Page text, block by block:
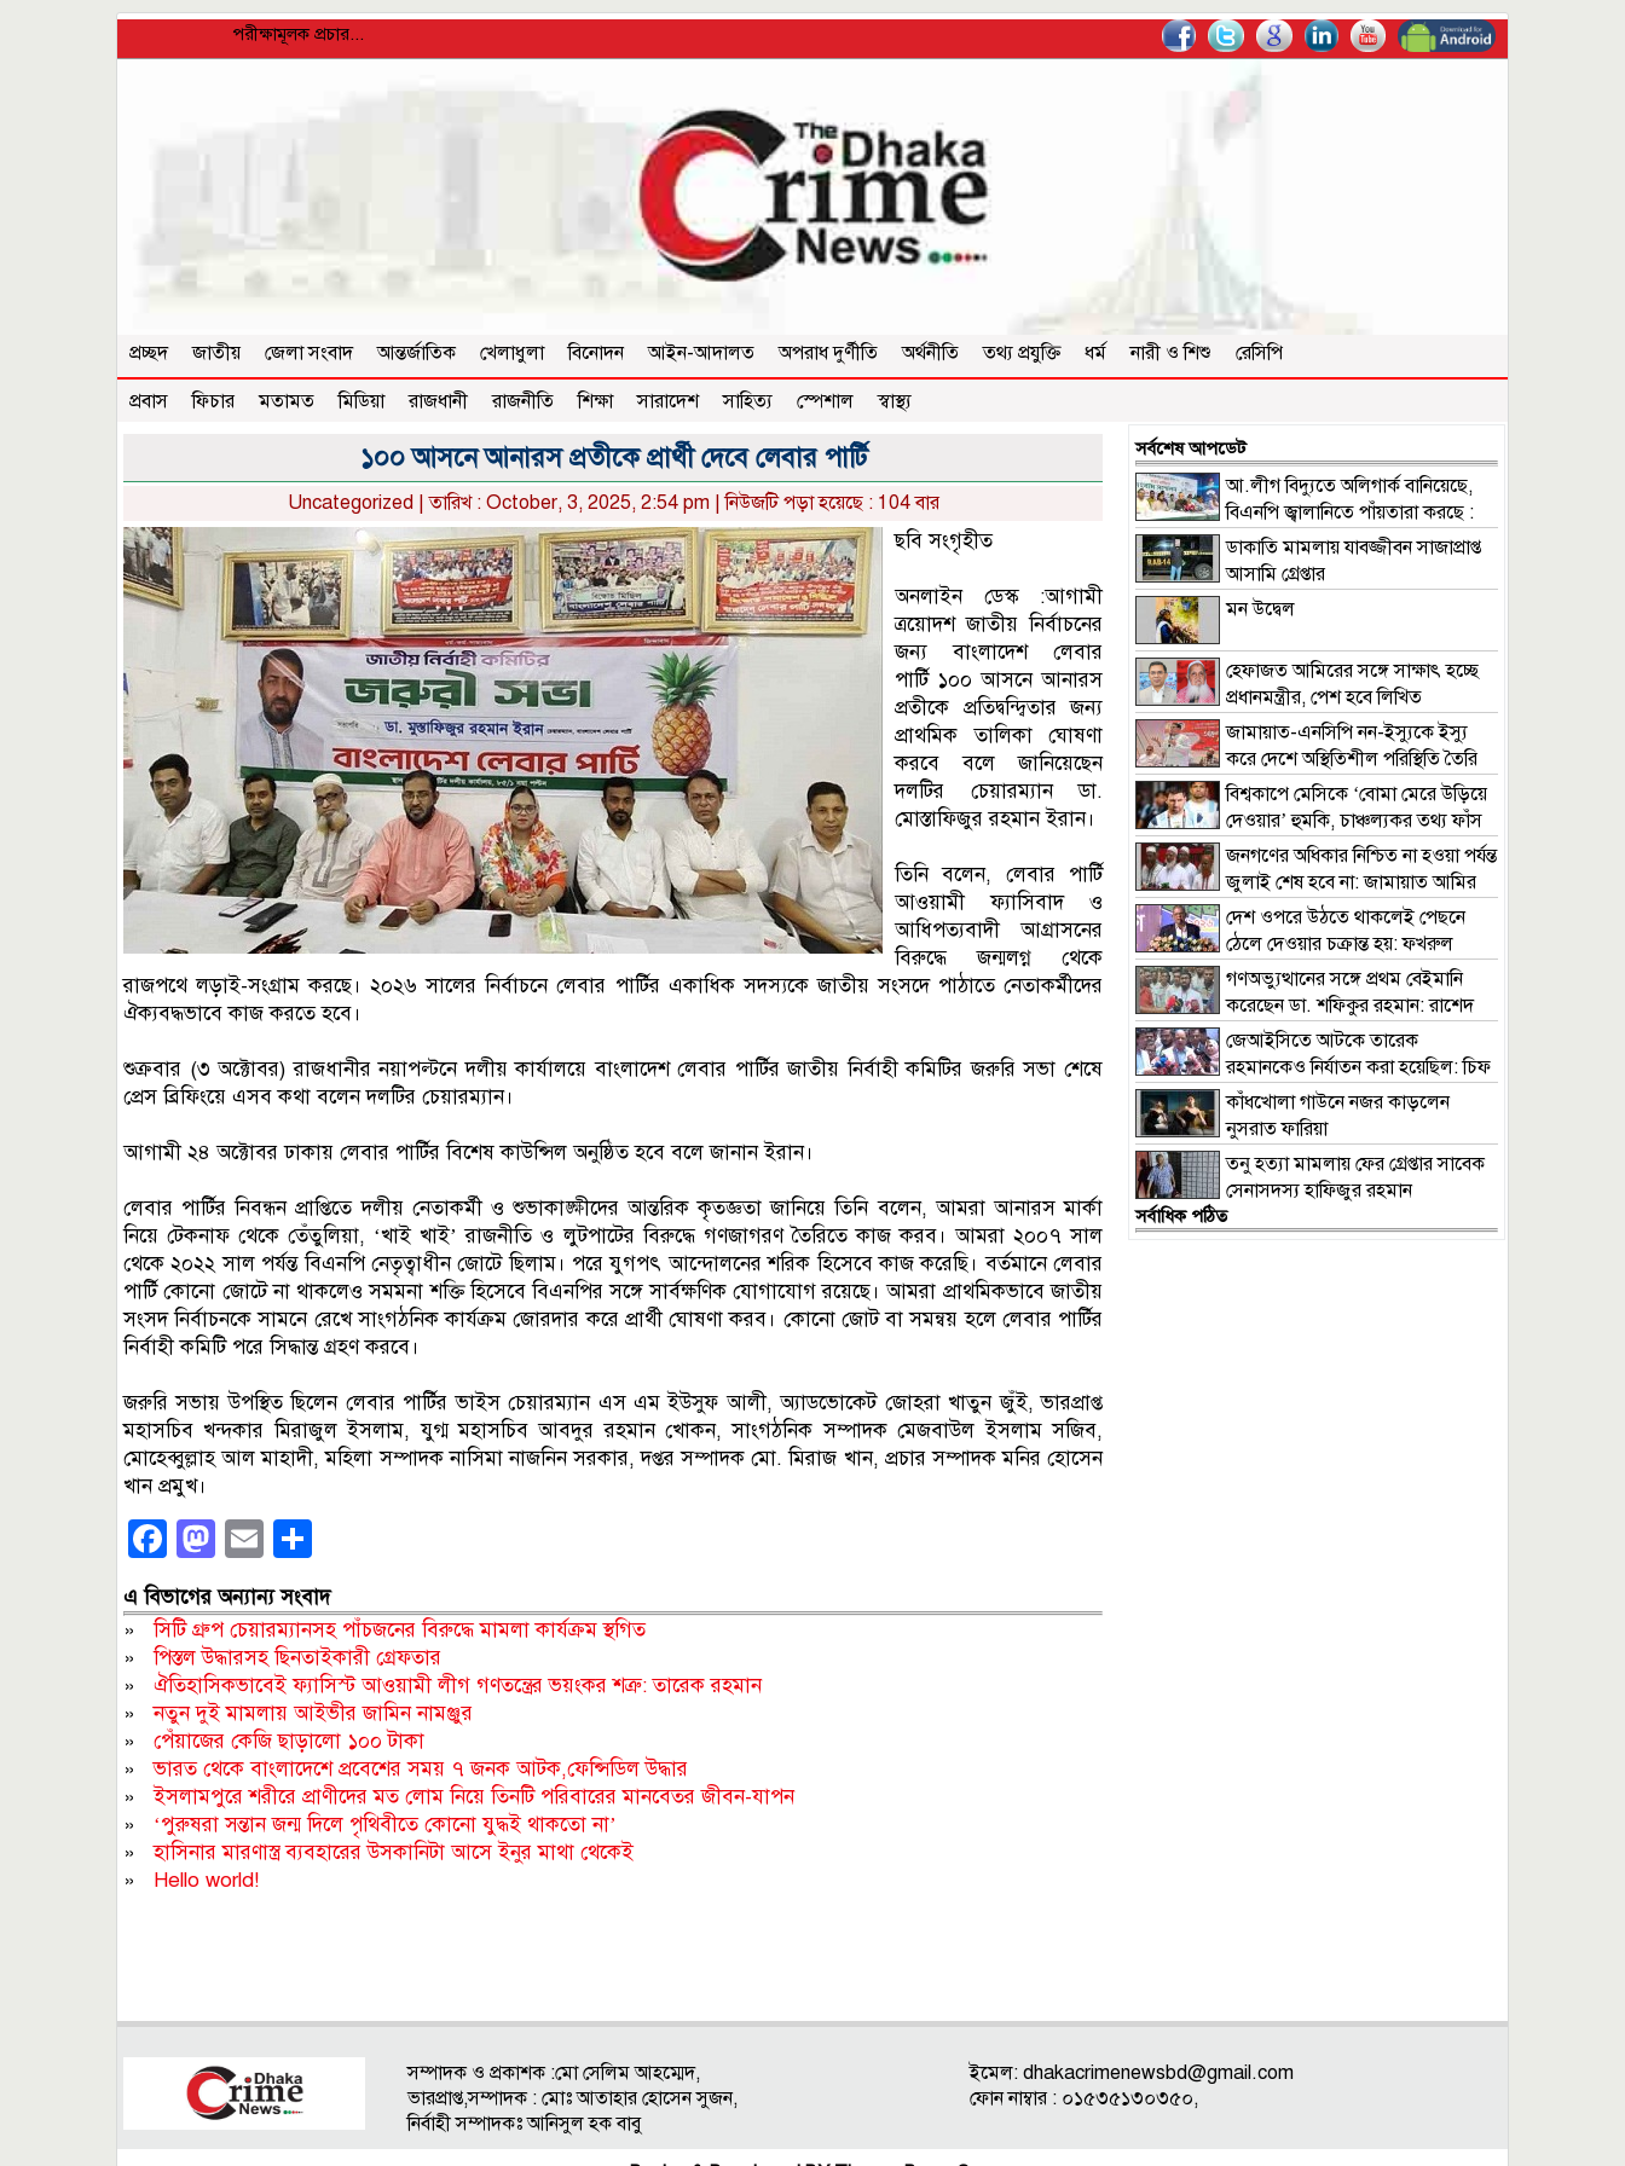
পরীক্ষামূলক প্রচার...
প্রচ্ছদ জাতীয় জেলা সংবাদ আন্তর্জাতিক খেলাধুলা বিনোদন আইন-আদালত অপরাধ দুর্ণীতি অর্থনীতি তথ্য প্রযুক্তি ধর্ম নারী ও শিশু
রেসিপি
প্রবাস
ফিচার মতামত মিডিয়া রাজধানী রাজনীতি শিক্ষা সারাদেশ সাহিত্য স্পেশাল স্বাস্থ্য
১০০ আসনে আনারস প্রতীকে প্রার্থী দেবে লেবার পার্টি
Uncategorized | তারিখ : October, 3, 2025, 2:54 pm | নিউজটি পড়া হয়েছে : 104 বার
ছবি সংগৃহীত
অনলাইন ডেস্ক :আগামী
ত্রয়োদশ জাতীয় নির্বাচনের
জন্য বাংলাদেশ লেবার
পার্টি ১০০ আসনে আনারস
প্রতীকে প্রতিদ্বন্দ্বিতার জন্য
প্রাথমিক তালিকা ঘোষণা
করবে বলে জানিয়েছেন
দলটির চেয়ারম্যান ডা.
মোস্তাফিজুর রহমান ইরান।
তিনি বলেন, লেবার পার্টি
আওয়ামী ফ্যাসিবাদ ও
আধিপত্যবাদী আগ্রাসনের
বিরুদ্ধে জন্মলগ্ন থেকে
রাজপথে লড়াই-সংগ্রাম করছে। ২০২৬ সালের নির্বাচনে লেবার পার্টির একাধিক সদস্যকে জাতীয় সংসদে পাঠাতে নেতাকর্মীদের
ঐক্যবদ্ধভাবে কাজ করতে হবে।
শুক্রবার (৩ অক্টোবর) রাজধানীর নয়াপল্টনে দলীয় কার্যালয়ে বাংলাদেশ লেবার পার্টির জাতীয় নির্বাহী কমিটির জরুরি সভা শেষে
প্রেস ব্রিফিংয়ে এসব কথা বলেন দলটির চেয়ারম্যান।
আগামী ২৪ অক্টোবর ঢাকায় লেবার পার্টির বিশেষ কাউন্সিল অনুষ্ঠিত হবে বলে জানান ইরান।
লেবার পার্টির নিবন্ধন প্রাপ্তিতে দলীয় নেতাকর্মী ও শুভাকাঙ্ক্ষীদের আন্তরিক কৃতজ্ঞতা জানিয়ে তিনি বলেন, আমরা আনারস মার্কা
নিয়ে টেকনাফ থেকে তেঁতুলিয়া, ‘খাই খাই’ রাজনীতি ও লুটপাটের বিরুদ্ধে গণজাগরণ তৈরিতে কাজ করব। আমরা ২০০৭ সাল
থেকে ২০২২ সাল পর্যন্ত বিএনপি নেতৃত্বাধীন জোটে ছিলাম। পরে যুগপৎ আন্দোলনের শরিক হিসেবে কাজ করেছি। বর্তমানে লেবার
পার্টি কোনো জোটে না থাকলেও সমমনা শক্তি হিসেবে বিএনপির সঙ্গে সার্বক্ষণিক যোগাযোগ রয়েছে। আমরা প্রাথমিকভাবে জাতীয়
সংসদ নির্বাচনকে সামনে রেখে সাংগঠনিক কার্যক্রম জোরদার করে প্রার্থী ঘোষণা করব। কোনো জোট বা সমন্বয় হলে লেবার পার্টির
নির্বাহী কমিটি পরে সিদ্ধান্ত গ্রহণ করবে।
জরুরি সভায় উপস্থিত ছিলেন লেবার পার্টির ভাইস চেয়ারম্যান এস এম ইউসুফ আলী, অ্যাডভোকেট জোহরা খাতুন জুঁই, ভারপ্রাপ্ত
মহাসচিব খন্দকার মিরাজুল ইসলাম, যুগ্ম মহাসচিব আবদুর রহমান খোকন, সাংগঠনিক সম্পাদক মেজবাউল ইসলাম সজিব,
মোহেব্বুল্লাহ আল মাহাদী, মহিলা সম্পাদক নাসিমা নাজনিন সরকার, দপ্তর সম্পাদক মো. মিরাজ খান, প্রচার সম্পাদক মনির হোসেন
খান প্রমুখ।
Facebook
Mastodon
Email
এ বিভাগের অন্যান্য সংবাদ
»সিটি গ্রুপ চেয়ারম্যানসহ পাঁচজনের বিরুদ্ধে মামলা কার্যক্রম স্থগিত
»পিস্তল উদ্ধারসহ ছিনতাইকারী গ্রেফতার
» ঐতিহাসিকভাবেই ফ্যাসিস্ট আওয়ামী লীগ গণতন্ত্রের ভয়ংকর শত্রু: তারেক রহমান
»নতুন দুই মামলায় আইভীর জামিন নামঞ্জুর
» পেঁয়াজের কেজি ছাড়ালো ১০০ টাকা
»ভারত থেকে বাংলাদেশে প্রবেশের সময় ৭ জনক আটক,ফেন্সিডিল উদ্ধার
»ইসলামপুরে শরীরে প্রাণীদের মত লোম নিয়ে তিনটি পরিবারের মানবেতর জীবন-যাপন
» ‘পুরুষরা সন্তান জন্ম দিলে পৃথিবীতে কোনো যুদ্ধই থাকতো না’
»হাসিনার মারণাস্ত্র ব্যবহারের উসকানিটা আসে ইনুর মাথা থেকেই
» Hello world!
সর্বশেষ আপডেট
আ.লীগ বিদ্যুতে অলিগার্ক বানিয়েছে,
বিএনপি জ্বালানিতে পাঁয়তারা করছে :
ফুয়াদ
ডাকাতি মামলায় যাবজ্জীবন সাজাপ্রাপ্ত
আসামি গ্রেপ্তার
মন উদ্বেল
হেফাজত আমিরের সঙ্গে সাক্ষাৎ হচ্ছে
প্রধানমন্ত্রীর, পেশ হবে লিখিত
দাবিদাওয়া
জামায়াত-এনসিপি নন-ইস্যুকে ইস্যু
করে দেশে অস্থিতিশীল পরিস্থিতি তৈরি
করতে চায় : খায়রুল কবির খোকন
বিশ্বকাপে মেসিকে ‘বোমা মেরে উড়িয়ে
দেওয়ার’ হুমকি, চাঞ্চল্যকর তথ্য ফাঁস
জনগণের অধিকার নিশ্চিত না হওয়া পর্যন্ত
জুলাই শেষ হবে না: জামায়াত আমির
দেশ ওপরে উঠতে থাকলেই পেছনে
ঠেলে দেওয়ার চক্রান্ত হয়: ফখরুল
গণঅভ্যুত্থানের সঙ্গে প্রথম বেইমানি
করেছেন ডা. শফিকুর রহমান: রাশেদ
খাঁন
জেআইসিতে আটকে তারেক
রহমানকেও নির্যাতন করা হয়েছিল: চিফ
প্রসিকিউটর কাঁধখোলা গাউনে নজর কাড়লেন
নুসরাত ফারিয়া
তনু হত্যা মামলায় ফের গ্রেপ্তার সাবেক
সেনাসদস্য হাফিজুর রহমান
সর্বাধিক পঠিত
সম্পাদক ও প্রকাশক :মো সেলিম আহম্মেদ,
ভারপ্রাপ্ত,সম্পাদক : মোঃ আতাহার হোসেন সুজন,
নির্বাহী সম্পাদকঃ আনিসুল হক বাবু
ইমেল: dhakacrimenewsbd@gmail.com
ফোন নাম্বার : ০১৫৩৫১৩০৩৫০,